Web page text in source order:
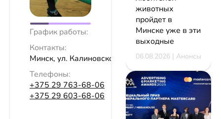
График работы:
Контакты:
Минск, ул. Калиновского, 111
Телефоны:
+375 29 763-68-06
+375 29 603-68-06
животных
пройдет в
Минске уже в эти
выходные
06.08.2026 | Анонсы